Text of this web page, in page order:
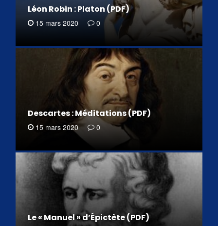
Léon Robin : Platon (PDF)
15 mars 2020 0
Descartes : Méditations (PDF)
15 mars 2020 0
Le « Manuel » d’Épictète (PDF)